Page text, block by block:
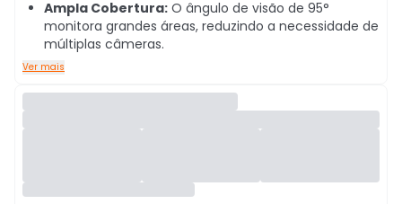
Ampla Cobertura: O ângulo de visão de 95°
monitora grandes áreas, reduzindo a necessidade de
múltiplas câmeras.
Ver mais